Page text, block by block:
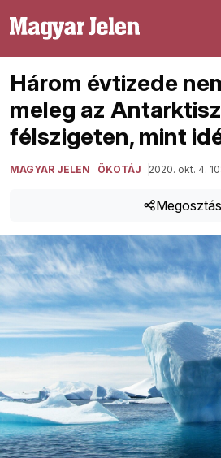
Három évtizede
meleg az
félszigeten, mint
MAGYAR JELEN ÖKOTÁJ 2020. okt. 4.
Megosztás